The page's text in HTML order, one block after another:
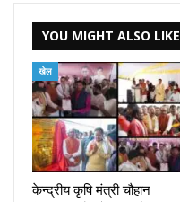
YOU MIGHT ALSO LIKE
खेल
केन्द्रीय कृषि मंत्री चौहान